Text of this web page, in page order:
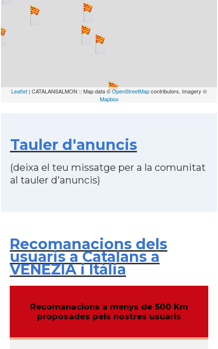
Leaflet | CATALANSALMON :: Map data ©OpenStreetMapcontributors, Imagery ©
Mapbox
Tauler d'anuncis
(deixa el teu missatge per a la comunitat
al tauler d'anuncis)
Recomanacions dels
usuaris a Catalans a
VENEZIA i Itàlia
Recomanacions a menys de 500 Km
proposades pels nostres usuaris